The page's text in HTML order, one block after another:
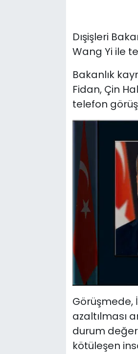
Dışişleri
Wang Yi ile
Bakanlık
Fidan, Çin
telefon
Görüşmede,
azaltılması
durum
kötüleşen